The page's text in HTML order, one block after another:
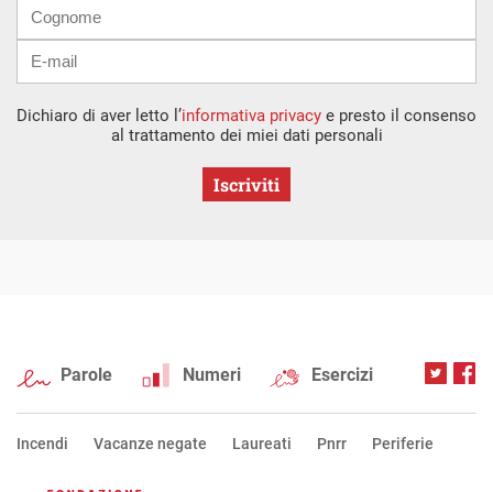
Dichiaro di aver letto l’informativa privacy e presto il consenso
al trattamento dei miei dati personali
Iscriviti
Parole Numeri Esercizi
Incendi Vacanze negate Laureati Pnrr Periferie